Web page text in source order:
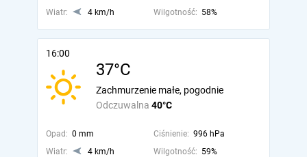
Wiatr:
4 km/h Wilgotność: 58%
16:00
37°C
Odczuwalna 40°C
Zachmurzenie małe, pogodnie
Opad: 0 mm Ciśnienie: 996 hPa
Wiatr:
4 km/h Wilgotność: 59%